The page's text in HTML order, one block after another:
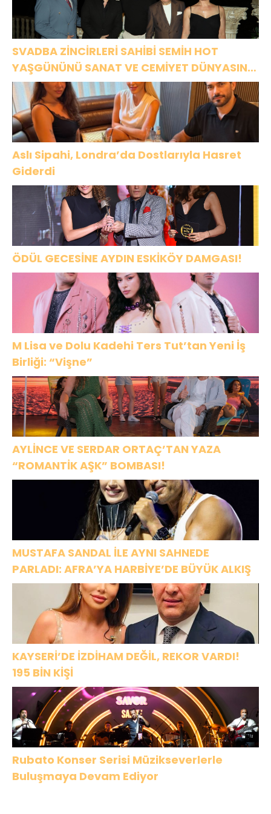
SVADBA ZİNCİRLERİ SAHİBİ SEMİH HOT
YAŞGÜNÜNÜ SANAT VE CEMİYET DÜNYASININ
ÜNLÜ İSİMLERİYLE KUTLADI!
Aslı Sipahi, Londra’da Dostlarıyla Hasret
Giderdi
ÖDÜL GECESİNE AYDIN ESKİKÖY DAMGASI!
M Lisa ve Dolu Kadehi Ters Tut’tan Yeni İş
Birliği: “Vişne”
AYLİNCE VE SERDAR ORTAÇ’TAN YAZA
“ROMANTİK AŞK” BOMBASI!
MUSTAFA SANDAL İLE AYNI SAHNEDE
PARLADI: AFRA’YA HARBİYE’DE BÜYÜK ALKIŞ
KAYSERİ’DE İZDİHAM DEĞİL, REKOR VARDI!
195 BİN KİŞİ
Rubato Konser Serisi Müzikseverlerle
Buluşmaya Devam Ediyor